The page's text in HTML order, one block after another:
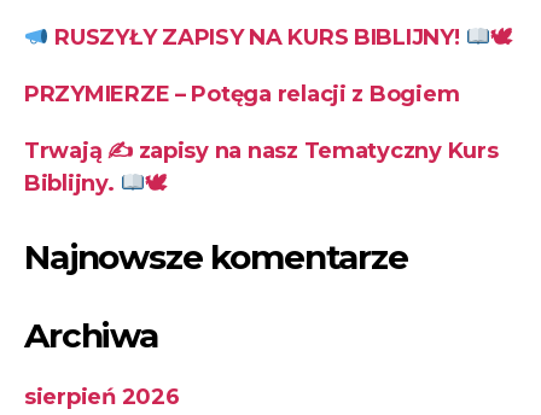
RUSZYŁY ZAPISY NA KURS BIBLIJNY! 🕊
PRZYMIERZE – Potęga relacji z Bogiem
Trwają ✍zapisy na nasz Tematyczny Kurs
Biblijny.
🕊
Najnowsze komentarze
Archiwa
sierpień 2026